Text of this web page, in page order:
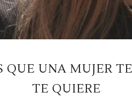
QUE UNA MUJER
TE QUIERE